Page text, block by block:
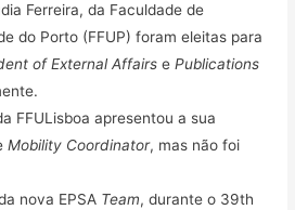
Ferreira, da Faculdade de
do Porto (FFUP) foram eleitas para
of External Affairs ePublications
FFULisboa apresentou a sua
Mobility Coordinator, mas não foi
nova EPSA Team, durante o 39th